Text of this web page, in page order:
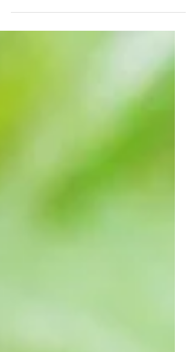
medio-grande e...